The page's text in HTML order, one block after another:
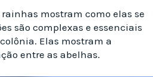
rainhas mostram como elas se
são complexas e essenciais
Elas mostram a
entre as abelhas.